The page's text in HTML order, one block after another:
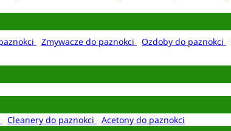
Zmywacze do paznokci Ozdoby do paznokci
Cleanery do paznokci
Acetony do paznokci